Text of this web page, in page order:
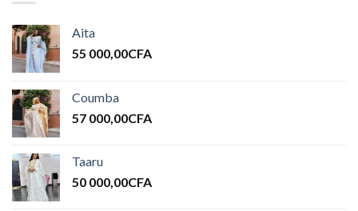
Aita
55 000,00CFA
Coumba
57 000,00CFA
Taaru
50 000,00CFA